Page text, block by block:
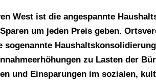
West ist die angespannte
um jeden Preis geben.
sogenannte
zu Lasten der
und Einsparungen im sozialen,